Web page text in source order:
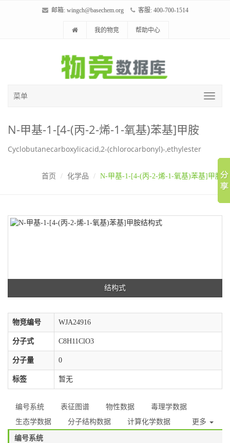
邮箱: wingch@basechem.org 客服: 400-700-1514
我的物竞 帮助中心
菜单
N-甲基-1-[4-(丙-2-烯-1-氧基)苯基]甲胺
Cyclobutanecarboxylicacid,2-(chlorocarbonyl)-,ethylester
首页 化学品 N-甲基-1-[4-(丙-2-烯-1-氧基)苯基]甲胺
结构式
物竞编号 WJA24916
分子式 C8H11ClO3
分子量 0
标签 暂无
编号系统 表征图谱 物性数据
毒理学数据
生态学数据
分子结构数据 计算化学数据 更多
编号系统